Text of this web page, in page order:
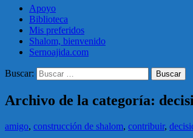
Apoyo
Biblioteca
Mis preferidos
Shalom, bienvenido
Sernoajida.com
Buscar:
Archivo de la categoría:
amigo, construcción de shalom, contribuir,